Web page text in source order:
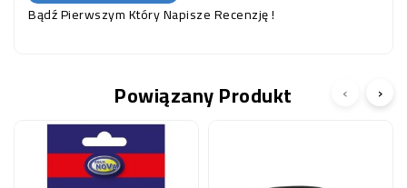
Bądź Pierwszym Który Napisze Recenzję !
Powiązany Produkt ‹ ›